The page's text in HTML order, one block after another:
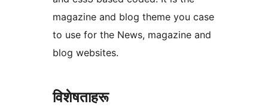
magazine and blog theme you case
to use for the News, magazine and
blog websites.
विशेषताहरू